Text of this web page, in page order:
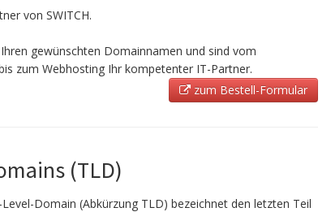
von SWITCH.
gewünschten Domainnamen und sind vom
zum Webhosting Ihr kompetenter IT-Partner.
zum Bestell-Formular
(TLD)
Domain (Abkürzung TLD) bezeichnet den letzten Teil